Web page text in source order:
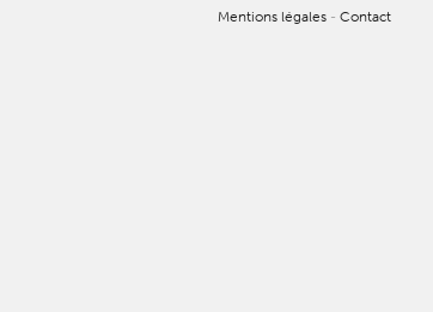
Mentions légales - Contact